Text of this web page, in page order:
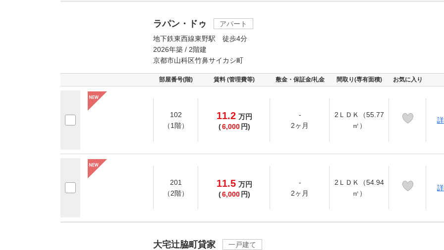
ラパン・ドゥ
アパート
地下鉄東西線東野駅 徒歩4分
2026年築 / 2階建
京都市山科区竹鼻サイカシ町
部屋番号(階) 賃料 (管理費等) 敷金・保証金/礼金 間取り(専有面積) お気に入り
102
（1階）
11.2 万円
(6,000 円)
-
2ヶ月
2ＬＤＫ（55.77
㎡）
201
（2階）
11.5 万円
(6,000 円)
-
2ヶ月
2ＬＤＫ（54.94
㎡）
大宅辻脇町貸家
一戸建て